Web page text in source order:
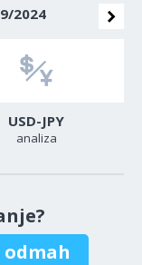
2024
USD-JPY
analiza